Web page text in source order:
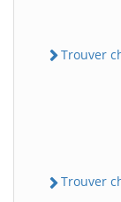
Trouver
Trouver